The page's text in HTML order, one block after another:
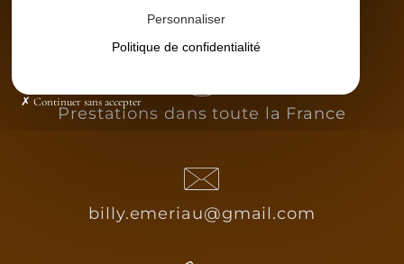
Prestations dans toute la France
billy.emeriau@gmail.com
Personnaliser
Politique de confidentialité
Continuer sans accepter